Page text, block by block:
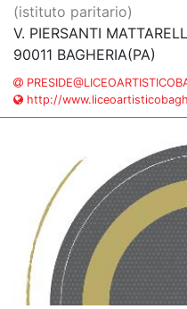
(istituto paritario)
V. PIERSANTI
90011 BAGHERIA(PA)
http://